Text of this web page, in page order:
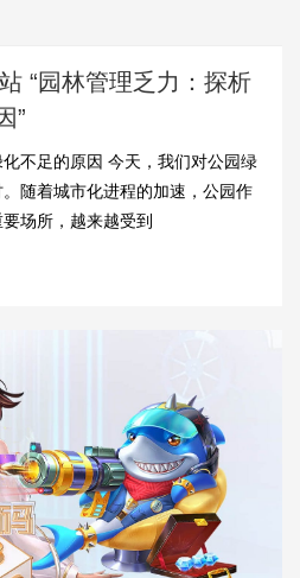
“园林管理乏力：探析
”
不足的原因 今天，我们对公园绿
随着城市化进程的加速，公园作
场所，越来越受到